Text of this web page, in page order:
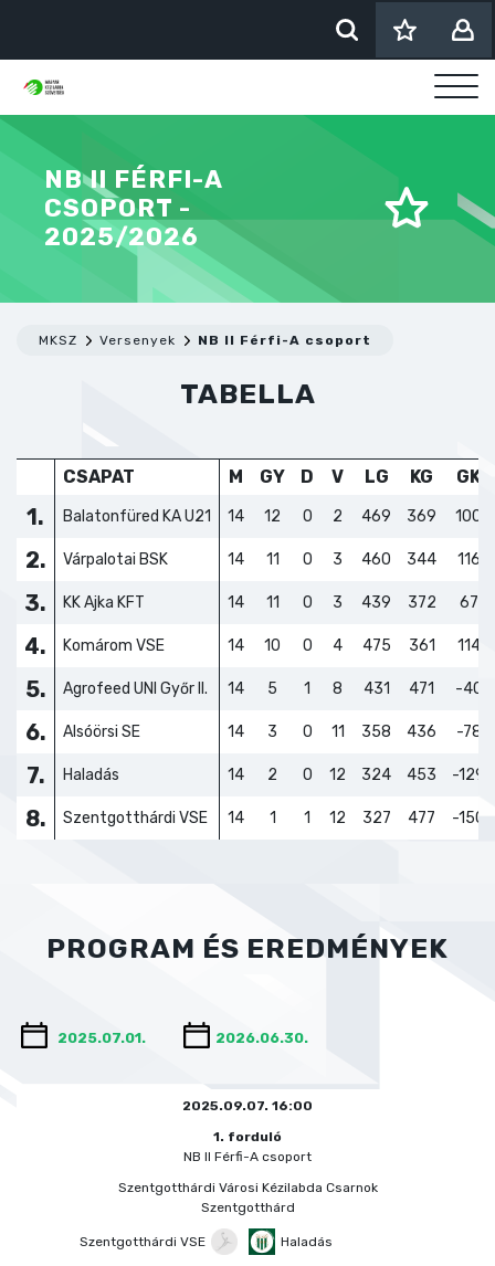
NB II FÉRFI-A
CSOPORT -
2025/2026
MKSZ Versenyek NB II Férfi-A csoport
TABELLA
CSAPAT M GY D V LG KG GK
1. Balatonfüred KA U21 14 12 0 2 469 369 100
2. Várpalotai BSK 14 11 0 3 460 344 116
3. KK Ajka KFT 14 11 0 3 439 372 67
4. Komárom VSE 14 10 0 4 475 361 114
5. Agrofeed UNI Győr II. 14 5 1 8 431 471 -40
6. Alsóörsi SE 14 3 0 11 358 436 -78
7. Haladás 14 2 0 12 324 453 -129
8. Szentgotthárdi VSE 14 1 1 12 327 477 -150
PROGRAM ÉS EREDMÉNYEK
2025.09.07. 16:00
1. forduló
NB II Férfi-A csoport
Szentgotthárdi Városi Kézilabda Csarnok
Szentgotthárd
Szentgotthárdi VSE Haladás